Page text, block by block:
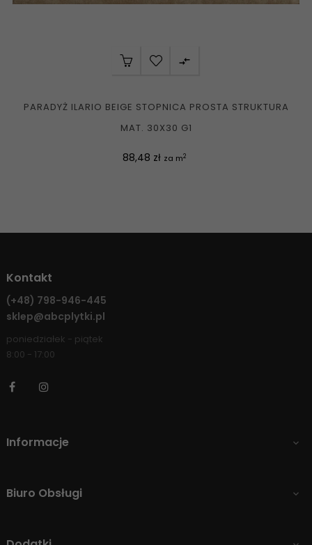

PARADYŻ ILARIO BEIGE STOPNICA PROSTA STRUKTURA
MAT. 30X30 G1
Cena
88,48 zł za m2
Kontakt
(+48) 798-946-445
sklep@abcplytki.pl
poniedziałek - piątek
8:00 - 17:00
Facebook
Informacje 
Biuro Obsługi 